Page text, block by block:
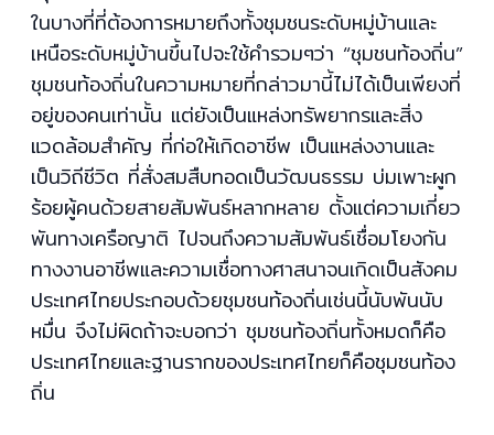
ในบางที่ที่ต้องการหมายถึงทั้งชุมชนระดับหมู่บ้านและ
เหนือระดับหมู่บ้านขึ้นไปจะใช้คำรวมๆว่า “ชุมชนท้องถิ่น”
ชุมชนท้องถิ่นในความหมายที่กล่าวมานี้ไม่ได้เป็นเพียงที่
อยู่ของคนเท่านั้น แต่ยังเป็นแหล่งทรัพยากรและสิ่ง
แวดล้อมสำคัญ ที่ก่อให้เกิดอาชีพ เป็นแหล่งงานและ
เป็นวิถีชีวิต ที่สั่งสมสืบทอดเป็นวัฒนธรรม บ่มเพาะผูก
ร้อยผู้คนด้วยสายสัมพันธ์หลากหลาย ตั้งแต่ความเกี่ยว
พันทางเครือญาติ ไปจนถึงความสัมพันธ์เชื่อมโยงกัน
ทางงานอาชีพและความเชื่อทางศาสนาจนเกิดเป็นสังคม
ประเทศไทยประกอบด้วยชุมชนท้องถิ่นเช่นนี้นับพันนับ
หมื่น จึงไม่ผิดถ้าจะบอกว่า ชุมชนท้องถิ่นทั้งหมดก็คือ
ประเทศไทยและฐานรากของประเทศไทยก็คือชุมชนท้อง
ถิ่น